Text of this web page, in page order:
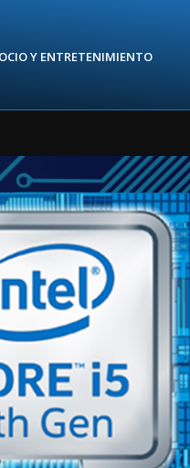
OCIO Y ENTRETENIMIENTO